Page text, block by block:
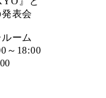
表会
ーム
～18:00